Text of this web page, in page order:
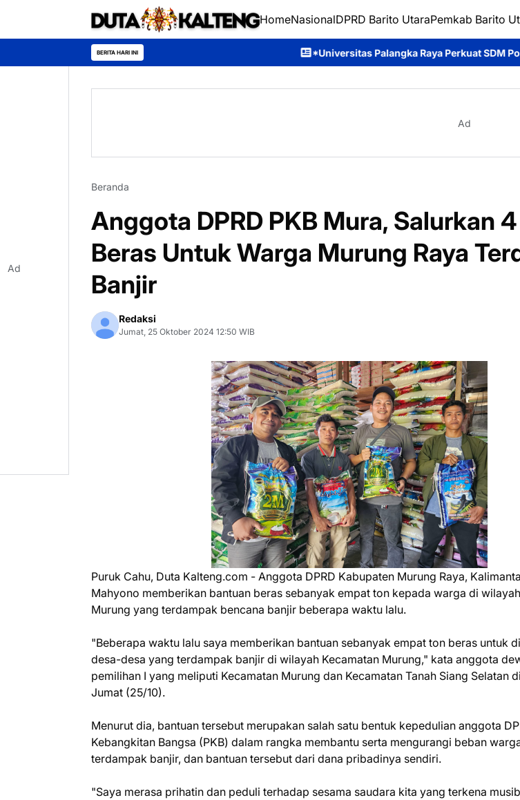
HomeNasionalDPRD Barito UtaraPemkab Barito
BERITA HARI INI *Universitas Palangka Raya Perkuat SDM Polri Lewat Pusat
Ad
Beranda
Anggota DPRD PKB Mura, Salurkan
Beras Untuk Warga Murung Raya
Banjir
Redaksi
Jumat, 25 Oktober 2024 12:50 WIB
Puruk Cahu, Duta Kalteng.com - Anggota DPRD Kabupaten Murung Raya,
Mahyono memberikan bantuan beras sebanyak empat ton kepada warga di
Murung yang terdampak bencana banjir beberapa waktu lalu.
"Beberapa waktu lalu saya memberikan bantuan sebanyak empat ton beras untuk
desa-desa yang terdampak banjir di wilayah Kecamatan Murung," kata anggota
pemilihan I yang meliputi Kecamatan Murung dan Kecamatan Tanah Siang Selatan
Jumat (25/10).
Menurut dia, bantuan tersebut merupakan salah satu bentuk kepedulian anggota
Kebangkitan Bangsa (PKB) dalam rangka membantu serta mengurangi beban
terdampak banjir, dan bantuan tersebut dari dana pribadinya sendiri.
"Saya merasa prihatin dan peduli terhadap sesama saudara kita yang terkena
Ad